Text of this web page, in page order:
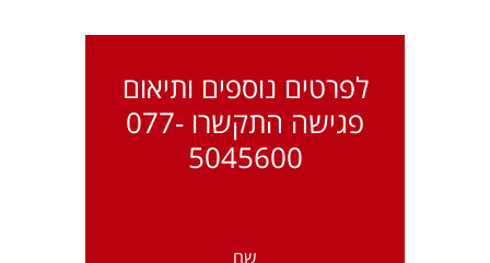
לפרטים נוספים ותיאום
פגישה התקשרו 077-
5045600
שם